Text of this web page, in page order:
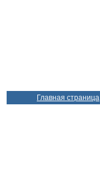
Главная страница